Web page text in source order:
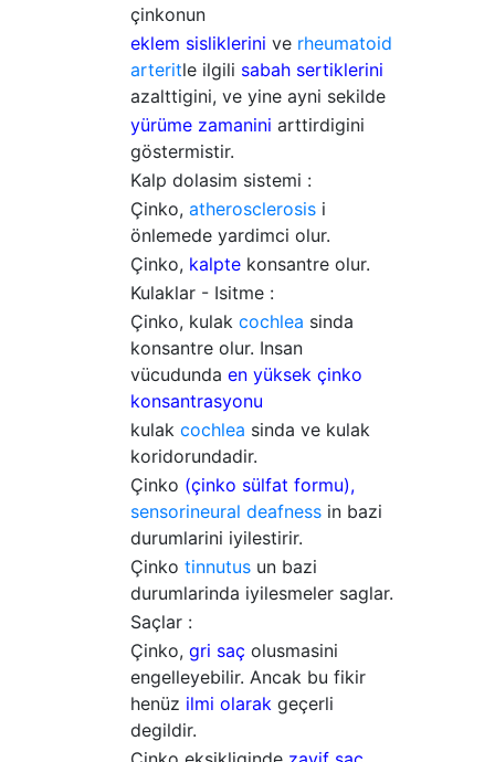
çinkonun
eklem sisliklerini ve rheumatoid
arteritle ilgili sabah sertiklerini
azalttigini, ve yine ayni sekilde
yürüme zamanini arttirdigini
göstermistir.
Kalp dolasim sistemi :
Çinko, atherosclerosis i
önlemede yardimci olur.
Çinko, kalpte konsantre olur.
Kulaklar - Isitme :
Çinko, kulak cochlea sinda
konsantre olur. Insan
vücudunda en yüksek çinko
konsantrasyonu
kulak cochlea sinda ve kulak
koridorundadir.
Çinko (çinko sülfat formu),
sensorineural deafness in bazi
durumlarini iyilestirir.
Çinko tinnutus un bazi
durumlarinda iyilesmeler saglar.
Saçlar :
Çinko, gri saç olusmasini
engelleyebilir. Ancak bu fikir
henüz ilmi olarak geçerli
degildir.